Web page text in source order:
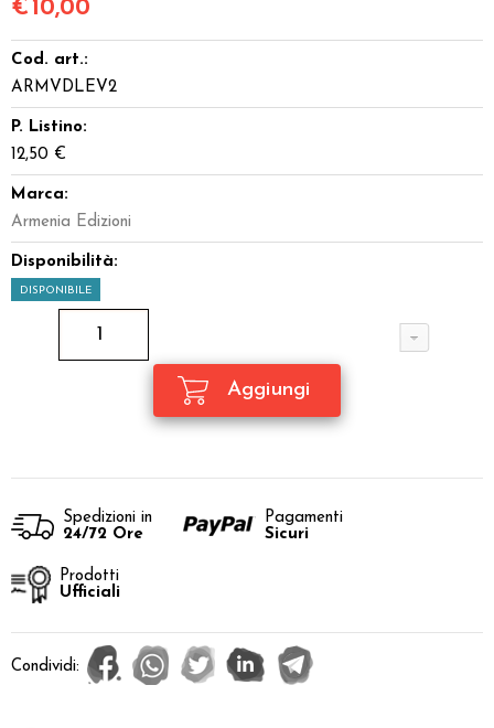
€ 10,00
Cod. art.:
ARMVDLEV2
P. Listino:
12,50 €
Marca:
Armenia Edizioni
Disponibilità:
DISPONIBILE
Spedizioni in
24/72 Ore
Pagamenti
Sicuri
Prodotti
Ufficiali
Condividi: